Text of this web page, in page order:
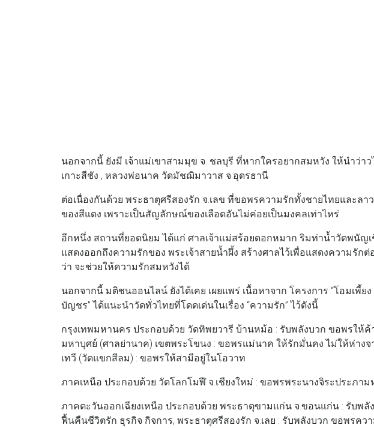
นอกจากนี้ ยังมี เจ้าแม่เขาสามมุข จ. ชลบุรี ที่หากใครอยากสมหวัง ให้นำว่า
เกาะสีชัง , หลวงพ่อนาค วัดมัชฌิมาวาส จ.อุดรธานี
ต่อเนื่องกันด้วย พระธาตุศรีสองรัก จ.เลข ที่ขอพรความรักทั้งชายไทยและล
ของสีแดง เพราะเป็นสัญลักษณ์ของเลือดอันไม่ค่อยเป็นมงคลเท่าไหร่
อีกหนึ่ง สถานที่ยอดนิยม ได้แก่ ศาลเจ้าแม่สร้อยดอกหมาก ริมท่าน้ำวัดพนัญเ
แสดงออกถึงความรักของ พระเจ้าสายน้ำผึ้ง สร้างศาลไว้เพื่อแสดงความรั
ว่า จะช่วยให้ความรักสมหวังได้
นอกจากนี้ มติชนออนไลน์ ยังได้เคย เผยแพร่ เนื้อหาจาก โครงการ “โอมเพี้
บัญชร” ได้แนะนำวัดทั่วไทยที่โดดเด่นในเรื่อง “ความรัก” ไว้ดังนี้
กรุงเทพมหานคร ประกอบด้วย วัดทิพยวารี บ้านหม้อ : รับพลังบวก ขอพรให้ค้
มหาบุศย์ (ศาลย่านาค) เขตพระโขนง : ขอพรแม่นาค ให้รักมั่นคง ไม่ให้ห่าง
เทวี (วัดแขกสีลม) : ขอพรให้สามีอยู่ในโอวาท
ภาคเหนือ ประกอบด้วย วัดโลกโมฬี จ.เชียงใหม่ : ขอพรพระนางจิระประภาม
ภาคตะวันออกเฉียงเหนือ ประกอบด้วย พระธาตุขามแก่น จ.ขอนแก่น : รับพ
ฟื้นคืนชีวิตรัก ธุรกิจ กิจการ, พระธาตุศรีสองรัก จ.เลย : รับพลังบวก ขอพรคว